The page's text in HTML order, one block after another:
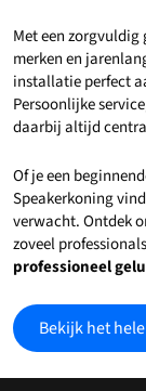
Met een
merken en
installatie perfect
Persoonlijke
daarbij altijd
Of je een
Speakerkoning
verwacht. Ontdek
zoveel
professioneel
Bekijk het